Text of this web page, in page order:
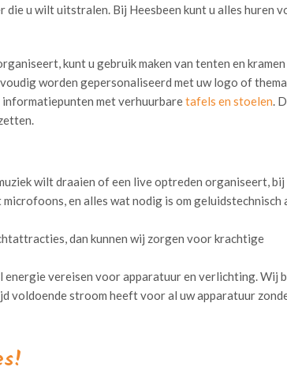
u wilt uitstralen. Bij Heesbeen kunt u alles huren
kunt u gebruik maken van tenten en
worden gepersonaliseerd met uw logo of
met verhuurbaretafels en stoelen.
wilt draaien of een live optreden organiseert, bij
en alles wat nodig is om geluidstechnisch
dan kunnen wij zorgen voor krachtige
vereisen voor apparatuur en verlichting. Wij
voldoende stroom heeft voor al uw apparatuur